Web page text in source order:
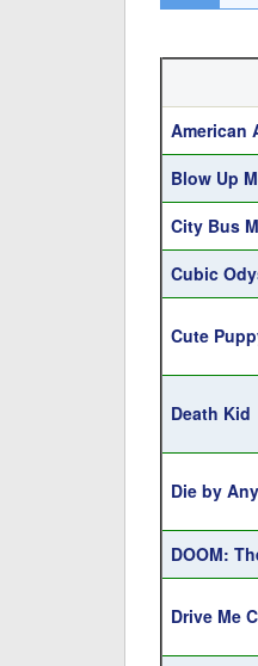
American
Blow Up
City Bus
Cubic
Cute
Death Kid
Die by
DOOM:
Drive Me